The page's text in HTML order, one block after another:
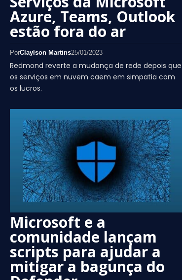
Azure, Teams, Outlook
estão fora do ar
PorClaylson Martins25/01/2023
Redmond reverte a mudança de rede depois que
os serviços em nuvem caem em simpatia com
os lucros.
Microsoft e a
comunidade lançam
scripts para ajudar a
mitigar a bagunça do